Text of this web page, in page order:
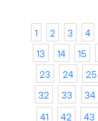
1 2 3 4
13
14 15
23
24 25
32
33 34
41
42 43